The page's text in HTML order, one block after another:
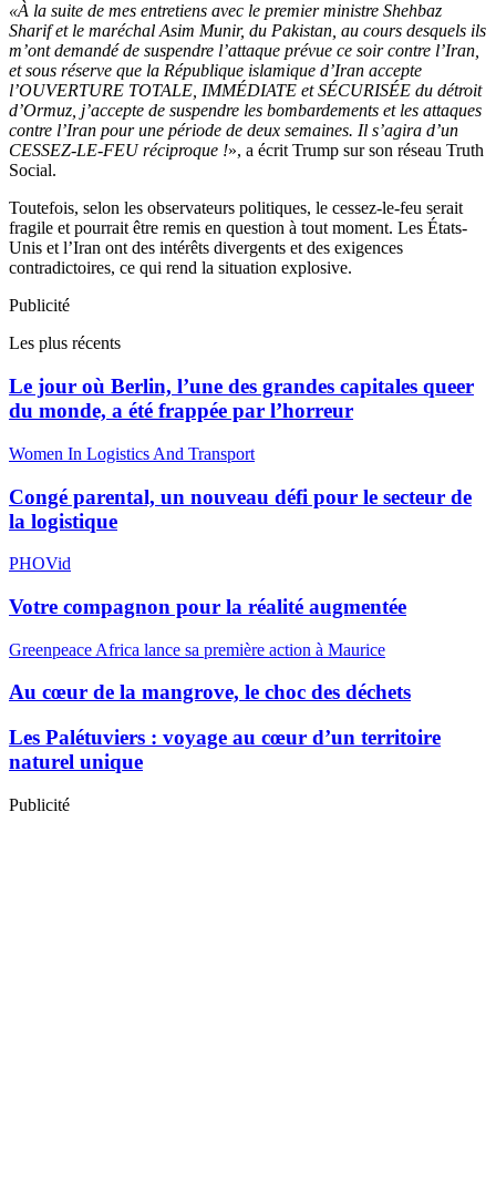
«À la suite de mes entretiens avec le premier ministre Shehbaz
Sharif et le maréchal Asim Munir, du Pakistan, au cours desquels ils
m’ont demandé de suspendre l’attaque prévue ce soir contre l’Iran,
et sous réserve que la République islamique d’Iran accepte
l’OUVERTURE TOTALE, IMMÉDIATE et SÉCURISÉE du détroit
d’Ormuz, j’accepte de suspendre les bombardements et les attaques
contre l’Iran pour une période de deux semaines. Il s’agira d’un
CESSEZ-LE-FEU réciproque !», a écrit Trump sur son réseau Truth
Social.
Toutefois, selon les observateurs politiques, le cessez-le-feu serait
fragile et pourrait être remis en question à tout moment. Les États-
Unis et l’Iran ont des intérêts divergents et des exigences
contradictoires, ce qui rend la situation explosive.
Publicité
Les plus récents
Le jour où Berlin, l’une des grandes capitales queer
du monde, a été frappée par l’horreur
Women In Logistics And Transport
Congé parental, un nouveau défi pour le secteur de
la logistique
PHOVid
Votre compagnon pour la réalité augmentée
Greenpeace Africa lance sa première action à Maurice
Au cœur de la mangrove, le choc des déchets
Les Palétuviers : voyage au cœur d’un territoire
naturel unique
Publicité